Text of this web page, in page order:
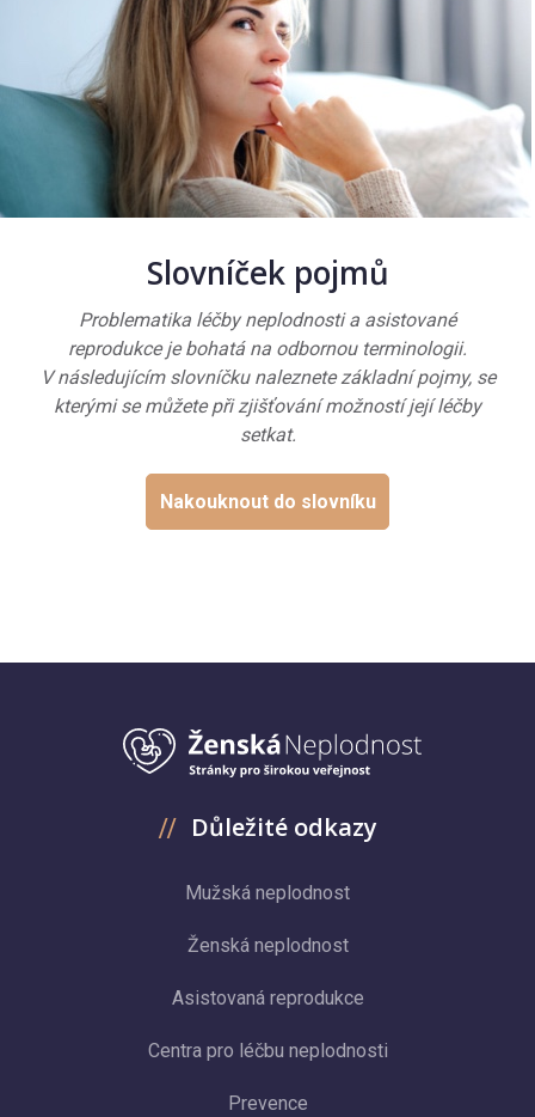
Slovníček pojmů
Problematika léčby neplodnosti a asistované
reprodukce je bohatá na odbornou terminologii.
V následujícím slovníčku naleznete základní pojmy, se
kterými se můžete při zjišťování možností její léčby
setkat.
Nakouknout do slovníku
Důležité odkazy
Mužská neplodnost
Ženská neplodnost
Asistovaná reprodukce
Centra pro léčbu neplodnosti
Prevence